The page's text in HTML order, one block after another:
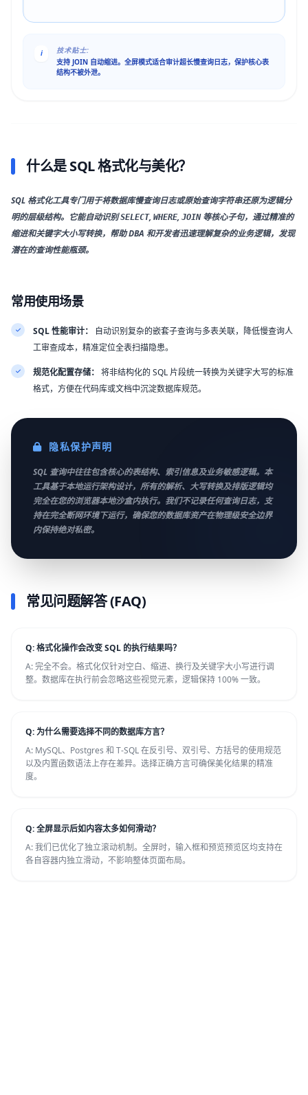
i
技术贴士:
支持 JOIN 自动缩进。全屏模式适合审计超长慢查询日志，保护核心表
结构不被外泄。
什么是 SQL 格式化与美化？
SQL 格式化工具专门用于将数据库慢查询日志或原始查询字符串还原为逻辑分
明的层级结构。它能自动识别SELECT, WHERE, JOIN等核心子句，通过精准的
缩进和关键字大小写转换，帮助 DBA 和开发者迅速理解复杂的业务逻辑，发现
潜在的查询性能瓶颈。
常用使用场景
SQL 性能审计：
自动识别复杂的嵌套子查询与多表关联，降低慢查询人
工审查成本，精准定位全表扫描隐患。
规范化配置存储： 将非结构化的 SQL 片段统一转换为关键字大写的标准
格式，方便在代码库或文档中沉淀数据库规范。
隐私保护声明
SQL 查询中往往包含核心的表结构、索引信息及业务敏感逻辑。本
工具基于本地运行架构设计，所有的解析、大写转换及排版逻辑均
完全在您的浏览器本地沙盒内执行。我们不记录任何查询日志，支
持在完全断网环境下运行，确保您的数据库资产在物理级安全边界
内保持绝对私密。
常见问题解答 (FAQ)
Q: 格式化操作会改变 SQL 的执行结果吗？
A: 完全不会。格式化仅针对空白、缩进、换行及关键字大小写进行调
整。数据库在执行前会忽略这些视觉元素，逻辑保持 100% 一致。
Q: 为什么需要选择不同的数据库方言？
A: MySQL、Postgres 和 T-SQL 在反引号、双引号、方括号的使用规范
以及内置函数语法上存在差异。选择正确方言可确保美化结果的精准
度。
Q: 全屏显示后如内容太多如何滑动？
A: 我们已优化了独立滚动机制。全屏时，输入框和预览预览区均支持在
各自容器内独立滑动，不影响整体页面布局。